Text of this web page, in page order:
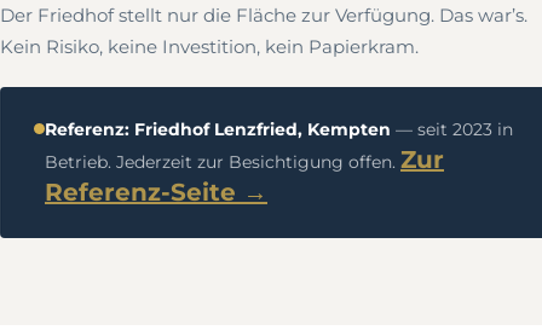
Der Friedhof stellt nur die Fläche zur Verfügung. Das war’s.
Kein Risiko, keine Investition, kein Papierkram.
Referenz: Friedhof Lenzfried, Kempten — seit 2023 in
Betrieb. Jederzeit zur Besichtigung offen. Zur
Referenz-Seite →